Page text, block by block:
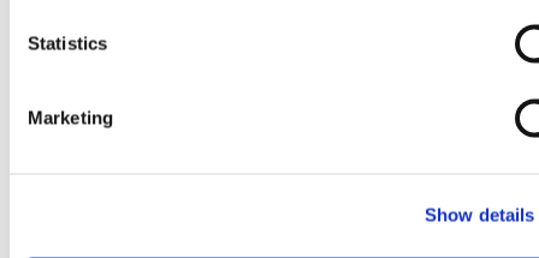
Statistics
Marketing
Show details